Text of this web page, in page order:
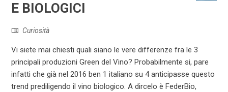
E BIOLOGICI
Curiosità
Vi siete mai chiesti quali siano le vere differenze fra le 3
principali produzioni Green del Vino? Probabilmente si, pare
infatti che già nel 2016 ben 1 italiano su 4 anticipasse questo
trend prediligendo il vino biologico. A dircelo è FederBio,